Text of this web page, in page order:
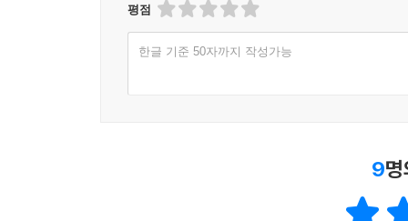
평점
한글 기준 50자까지 작성가능
9